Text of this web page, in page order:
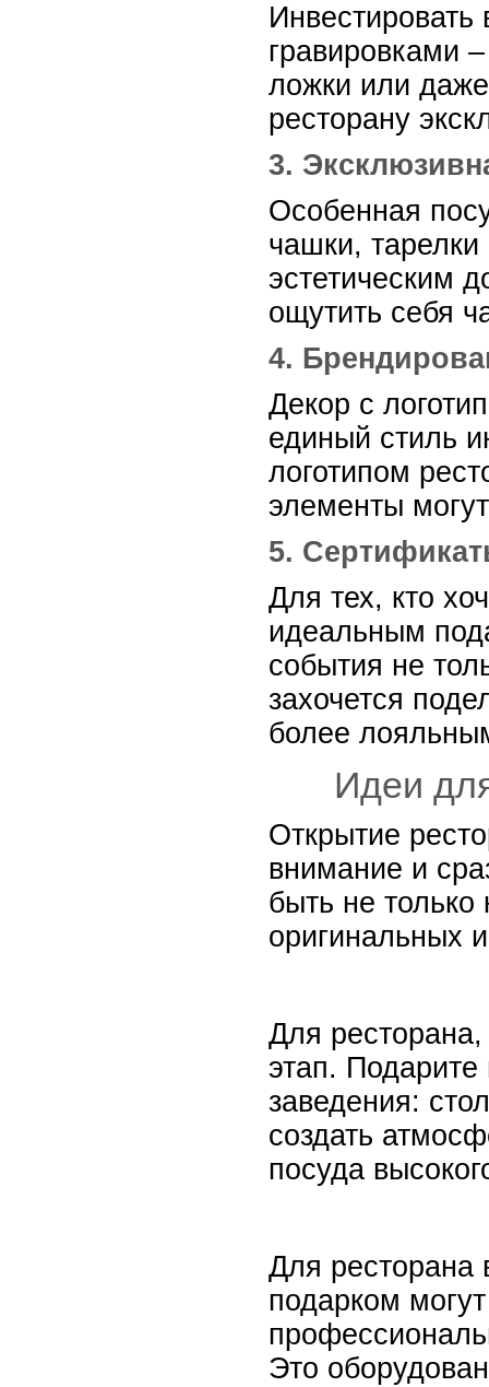
гравировками
ложки или
ресторану
3.
Особенная
чашки,
эстетическим
ощутить себя
4.
Декор с
единый стиль
логотипом
элементы
5.
Для тех, кто
идеальным
события не
захочется
более
Идеи
Открытие
внимание и
быть не
оригинальных
Для
этап.
заведения:
создать
посуда
Для ресторана
подарком
Это